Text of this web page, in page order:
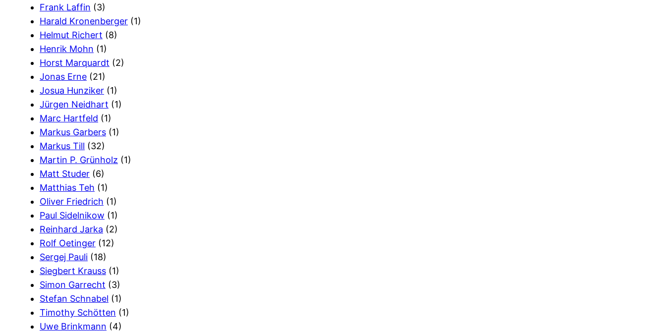
Frank Laffin (3)
Harald Kronenberger (1)
Helmut Richert (8)
Henrik Mohn (1)
Horst Marquardt (2)
Jonas Erne (21)
Josua Hunziker (1)
Jürgen Neidhart (1)
Marc Hartfeld (1)
Markus Garbers (1)
Markus Till (32)
Martin P. Grünholz (1)
Matt Studer (6)
Matthias Teh (1)
Oliver Friedrich (1)
Paul Sidelnikow (1)
Reinhard Jarka (2)
Rolf Oetinger (12)
Sergej Pauli (18)
Siegbert Krauss (1)
Simon Garrecht (3)
Stefan Schnabel (1)
Timothy Schötten (1)
Uwe Brinkmann (4)